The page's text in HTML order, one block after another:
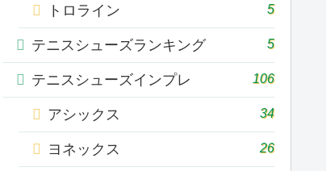
トロライン 5
テニスシューズランキング 5
テニスシューズインプレ 106
アシックス 34
ヨネックス 26